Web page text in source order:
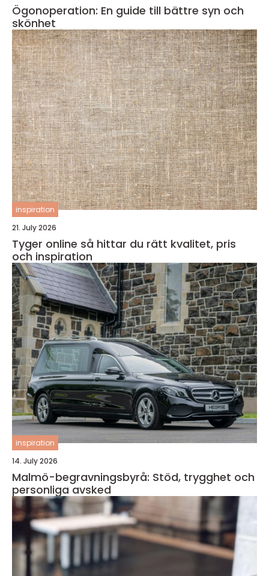
Ögonoperation: En guide till bättre syn och
skönhet
inspiration
21. July 2026
Tyger online så hittar du rätt kvalitet, pris
och inspiration
inspiration
14. July 2026
Malmö-begravningsbyrå: Stöd, trygghet och
personliga avsked